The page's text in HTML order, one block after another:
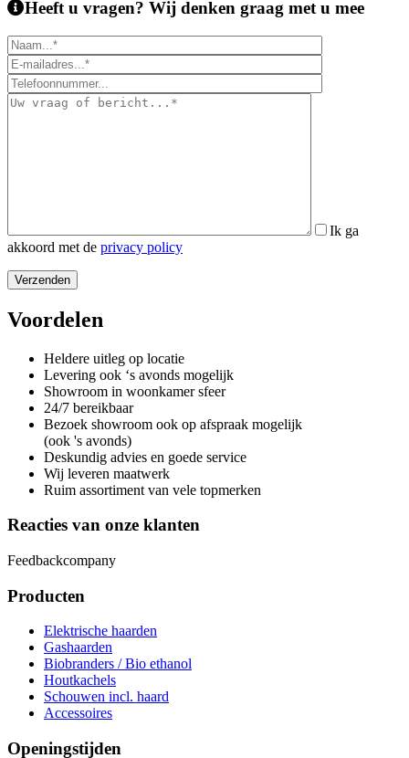
Heeft u vragen? Wij denken graag met u mee
Ik ga
akkoord met de privacy policy
Voordelen
Heldere uitleg op locatie
Levering ook ‘s avonds mogelijk
Showroom in woonkamer sfeer
24/7 bereikbaar
Bezoek showroom ook op afspraak mogelijk
(ook 's avonds)
Deskundig advies en goede service
Wij leveren maatwerk
Ruim assortiment van vele topmerken
Reacties van onze klanten
Feedbackcompany
Producten
Elektrische haarden
Gashaarden
Biobranders / Bio ethanol
Houtkachels
Schouwen incl. haard
Accessoires
Openingstijden